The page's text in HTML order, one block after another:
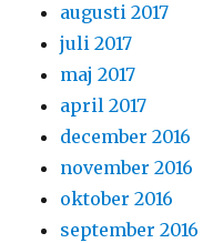
augusti 2017
juli 2017
maj 2017
april 2017
december 2016
november 2016
oktober 2016
september 2016